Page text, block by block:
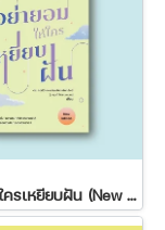
อย่ายอมให้ใครเหยียบฝัน (New Edition)